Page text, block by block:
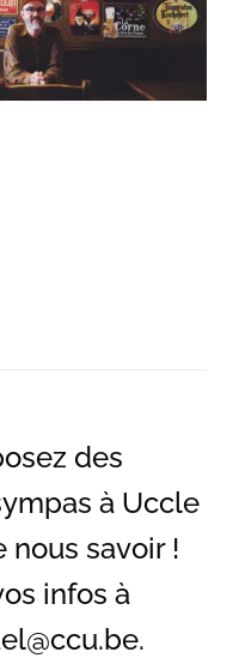
des
à Uccle
nous savoir !
infos à
.